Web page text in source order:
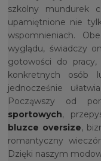
szkolny mundurek
upamiętnione nie
wspomnieniach.
wyglądu, świadczy
gotowości do
konkretnych osób
jednocześnie
Począwszy od
sportowych,
bluzce oversize,
romantyczny
Dzięki naszym